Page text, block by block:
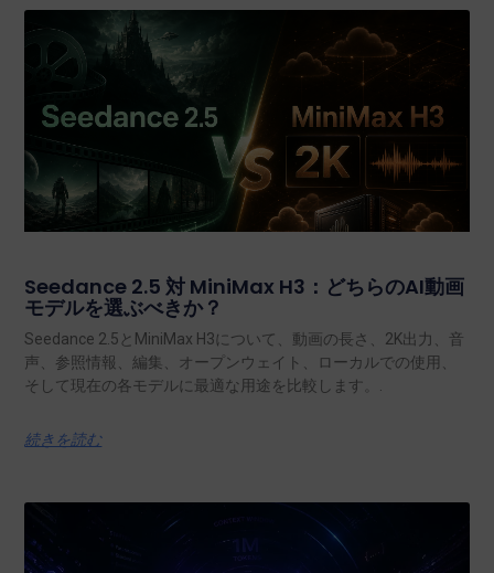
Seedance 2.5 対 MiniMax H3：どちらのAI動画
モデルを選ぶべきか？
Seedance 2.5とMiniMax H3について、動画の長さ、2K出力、音
声、参照情報、編集、オープンウェイト、ローカルでの使用、
そして現在の各モデルに最適な用途を比較します。.
続きを読む